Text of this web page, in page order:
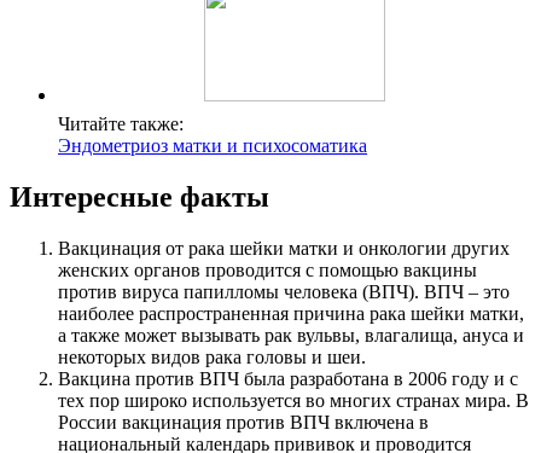
Читайте также:
Эндометриоз матки и психосоматика
Интересные факты
Вакцинация от рака шейки матки и онкологии других
женских органов проводится с помощью вакцины
против вируса папилломы человека (ВПЧ). ВПЧ – это
наиболее распространенная причина рака шейки матки,
а также может вызывать рак вульвы, влагалища, ануса и
некоторых видов рака головы и шеи.
Вакцина против ВПЧ была разработана в 2006 году и с
тех пор широко используется во многих странах мира. В
России вакцинация против ВПЧ включена в
национальный календарь прививок и проводится